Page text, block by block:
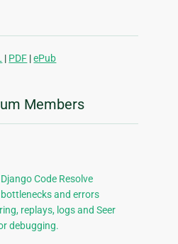
| PDF |ePub
Members
Code Resolve
and errors
replays, logs and Seer
debugging.